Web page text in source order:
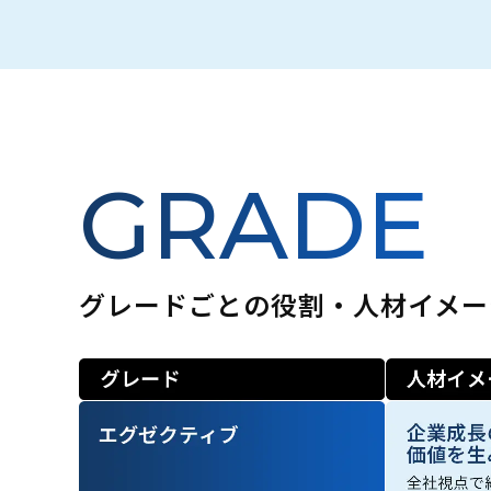
GRADE
グレードごとの役割・人材イメ